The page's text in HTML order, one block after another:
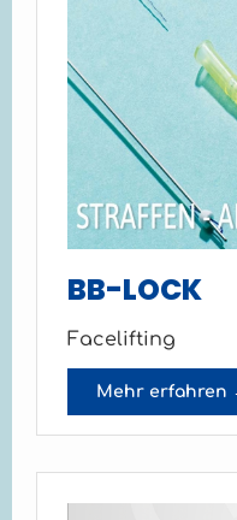
BB-LOCK
Facelifting
Mehr erfahren